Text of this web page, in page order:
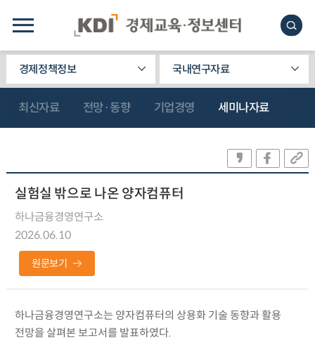
경제정책정보 국내연구자료
최신자료 전망·동향 기업경영 세미나자료
실험실 밖으로 나온 양자컴퓨터
하나금융경영연구소
2026.06.10
원문보기
하나금융경영연구소는 양자컴퓨터의 상용화 기술 동향과 활용
전망을 살펴본 보고서를 발표하였다.